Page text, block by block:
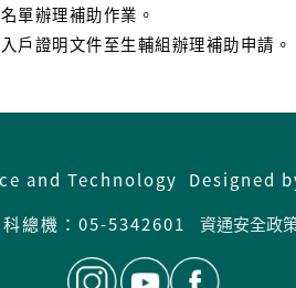
單辦理補助作業。
戶證明文件至生輔組辦理補助申請。
and Technology Designed
總機：05-5342601 資通安全政